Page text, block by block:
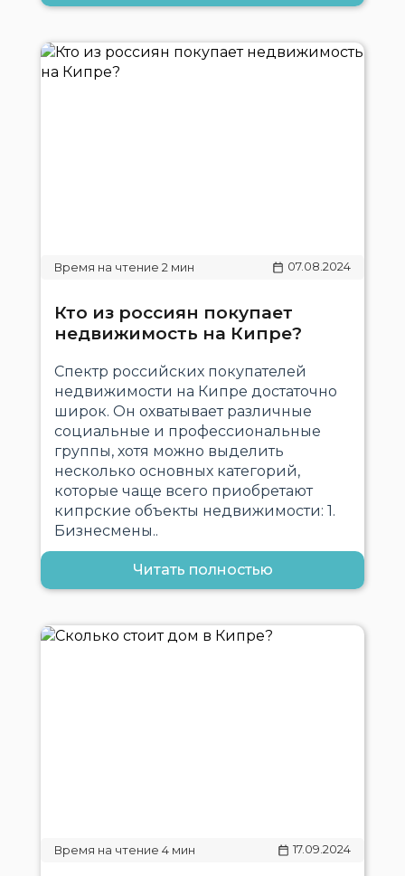
07.08.2024
Кто из россиян покупает
недвижимость на Кипре?
Спектр российских покупателей
недвижимости на Кипре достаточно
широк. Он охватывает различные
социальные и профессиональные
группы, хотя можно выделить
несколько основных категорий,
которые чаще всего приобретают
кипрские объекты недвижимости: 1.
Бизнесмены..
Читать полностью
17.09.2024